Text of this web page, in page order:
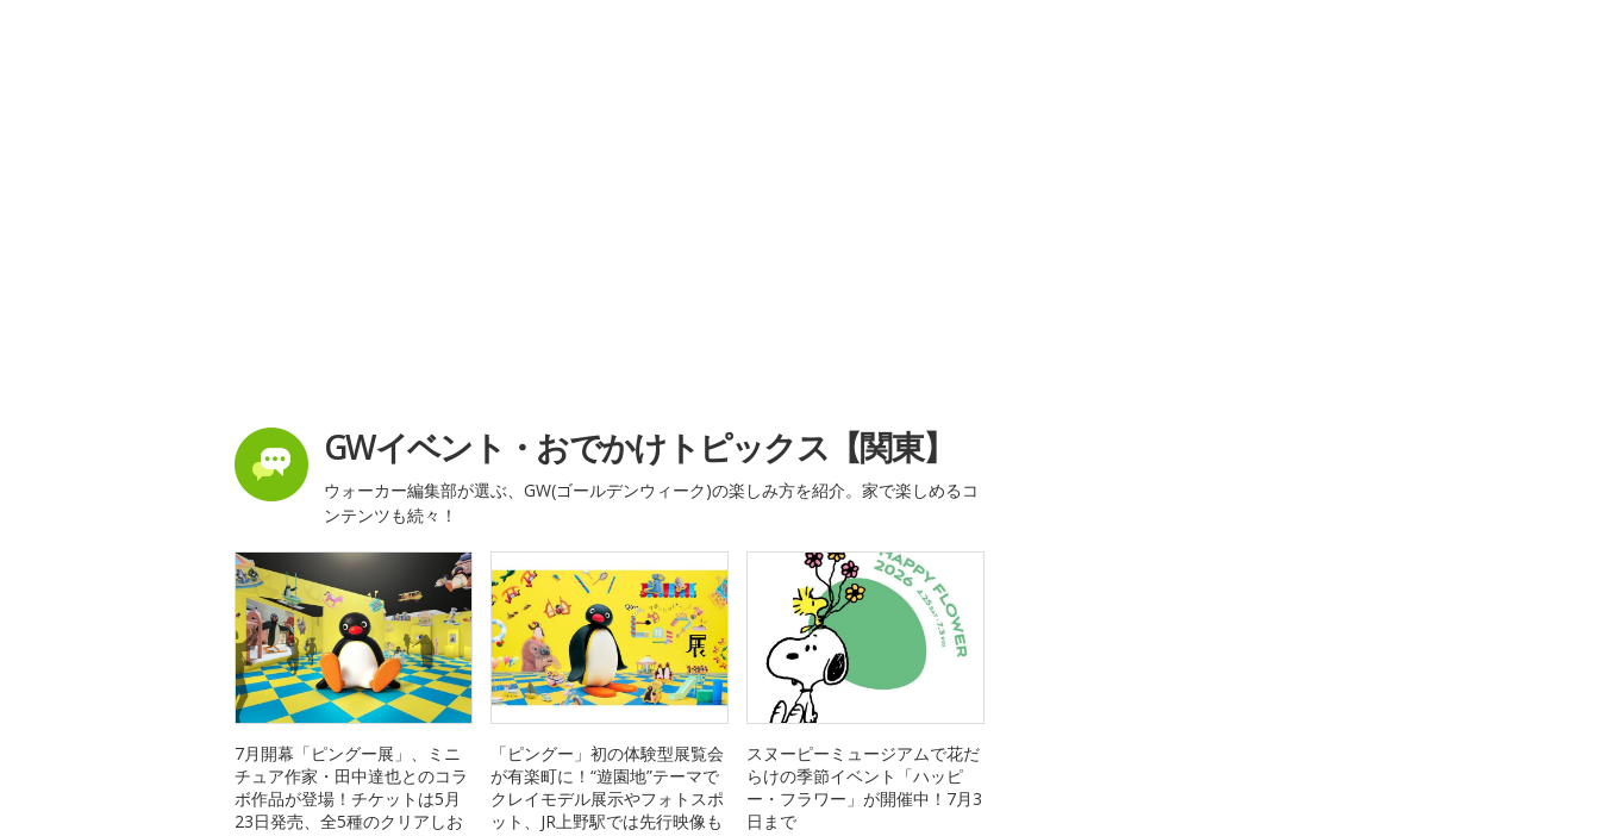
GWイベント・おでかけトピックス【関東】
ウォーカー編集部が選ぶ、GW(ゴールデンウィーク)の楽しみ方を紹介。家で楽しめるコ
ンテンツも続々！
7月開幕「ピングー展」、ミニ
チュア作家・田中達也とのコラ
ボ作品が登場！チケットは5月
23日発売、全5種のクリアしお
「ピングー」初の体験型展覧会
が有楽町に！“遊園地”テーマで
クレイモデル展示やフォトスポ
ット、JR上野駅では先行映像も
スヌーピーミュージアムで花だ
らけの季節イベント「ハッピ
ー・フラワー」が開催中！7月3
日まで